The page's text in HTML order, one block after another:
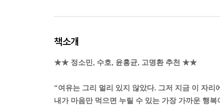
책소개
★★ 정소민, 수호, 윤홍균, 고명환 추천 ★★
“여유는 그리 멀리 있지 않았다. 그저 지금 이 자리
내가 마음만 먹으면 누릴 수 있는 가장 가까운 행복